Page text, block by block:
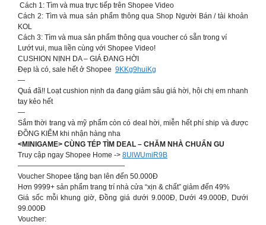
Cách 1: Tìm và mua trực tiếp trên Shopee Video
Cách 2: Tìm và mua sản phẩm thông qua Shop Người Bán / tài khoản
KOL
Cách 3: Tìm và mua sản phẩm thông qua voucher có sẵn trong ví
Lướt vui, mua liền cùng với Shopee Video!
CUSHION NỊNH DA – GIÁ ĐANG HỜI
Đẹp là có, sale hết ở Shopee 9KKg9huiKg
—
Quá đã!! Loạt cushion nịnh da đang giảm sâu giá hời, hội chị em nhanh
tay kẻo hết
—
Sắm thời trang và mỹ phẩm còn có deal hời, miễn hết phí ship và được
ĐỒNG KIỂM khi nhận hàng nha
<MINIGAME> CÙNG TÉP TÌM DEAL – CHĂM NHÀ CHUẨN GU
Truy cập ngay Shopee Home -> 8UlWUmiR9B
———————————————
Voucher Shopee tặng bạn lên đến 50.000Đ
Hơn 9999+ sản phẩm trang trí nhà cửa “xịn & chất” giảm đến 49%
Giá sốc mỗi khung giờ, Đồng giá dưới 9.000Đ, Dưới 49.000Đ, Dưới
99.000Đ
Voucher: